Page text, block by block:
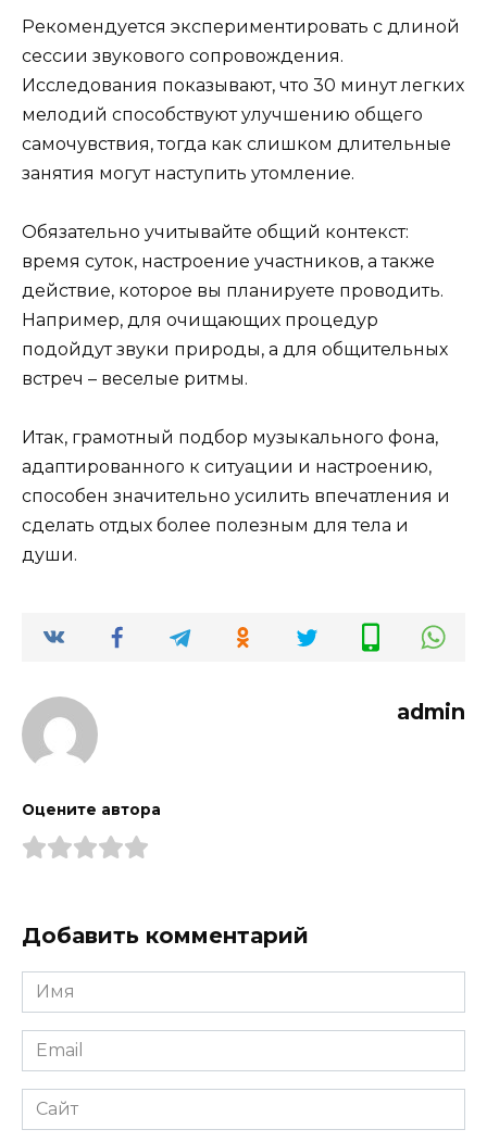
Рекомендуется экспериментировать с длиной
сессии звукового сопровождения.
Исследования показывают, что 30 минут легких
мелодий способствуют улучшению общего
самочувствия, тогда как слишком длительные
занятия могут наступить утомление.
Обязательно учитывайте общий контекст:
время суток, настроение участников, а также
действие, которое вы планируете проводить.
Например, для очищающих процедур
подойдут звуки природы, а для общительных
встреч – веселые ритмы.
Итак, грамотный подбор музыкального фона,
адаптированного к ситуации и настроению,
способен значительно усилить впечатления и
сделать отдых более полезным для тела и
души.
admin
Оцените автора
Добавить комментарий
Имя
*
Email
*
Сайт